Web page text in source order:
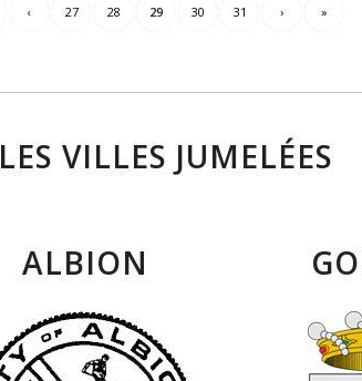
‹ 27 28 29 30 31 › »
LES VILLES JUMELÉES
ALBION